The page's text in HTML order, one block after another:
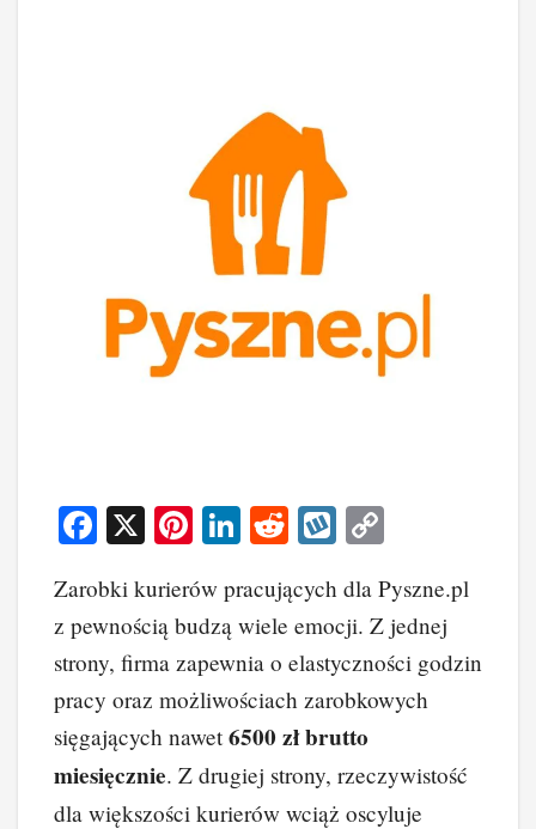
F
c
e
b
o
o
k
X
Pi
er
e
st
Li
k
e
dI
n
R
d
di
t
W
o
p
p
y
Li
n
Zarobki kurierów pracujących dla Pyszne.pl
z pewnością budzą wiele emocji. Z jednej
strony, firma zapewnia o elastyczności godzin
pracy oraz możliwościach zarobkowych
sięgających nawet 6500 zł brutto
miesięcznie. Z drugiej strony, rzeczywistość
dla większości kurierów wciąż oscyluje